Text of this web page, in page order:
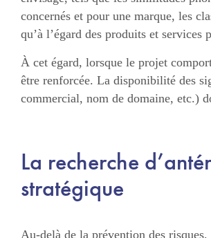
concernés et pour une marque, les
qu’à l’égard des produits et services
À cet égard, lorsque le projet
être renforcée. La disponibilité des
commercial, nom de domaine, etc.)
La recherche
stratégique
Au-delà de la prévention des